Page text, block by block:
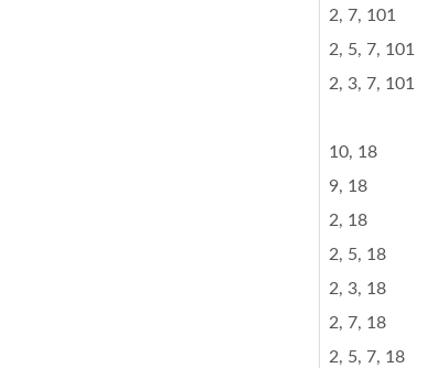
2, 7, 101
2, 5, 7, 101
2, 3, 7, 101
10, 18
9, 18
2, 18
2, 5, 18
2, 3, 18
2, 7, 18
2, 5, 7, 18